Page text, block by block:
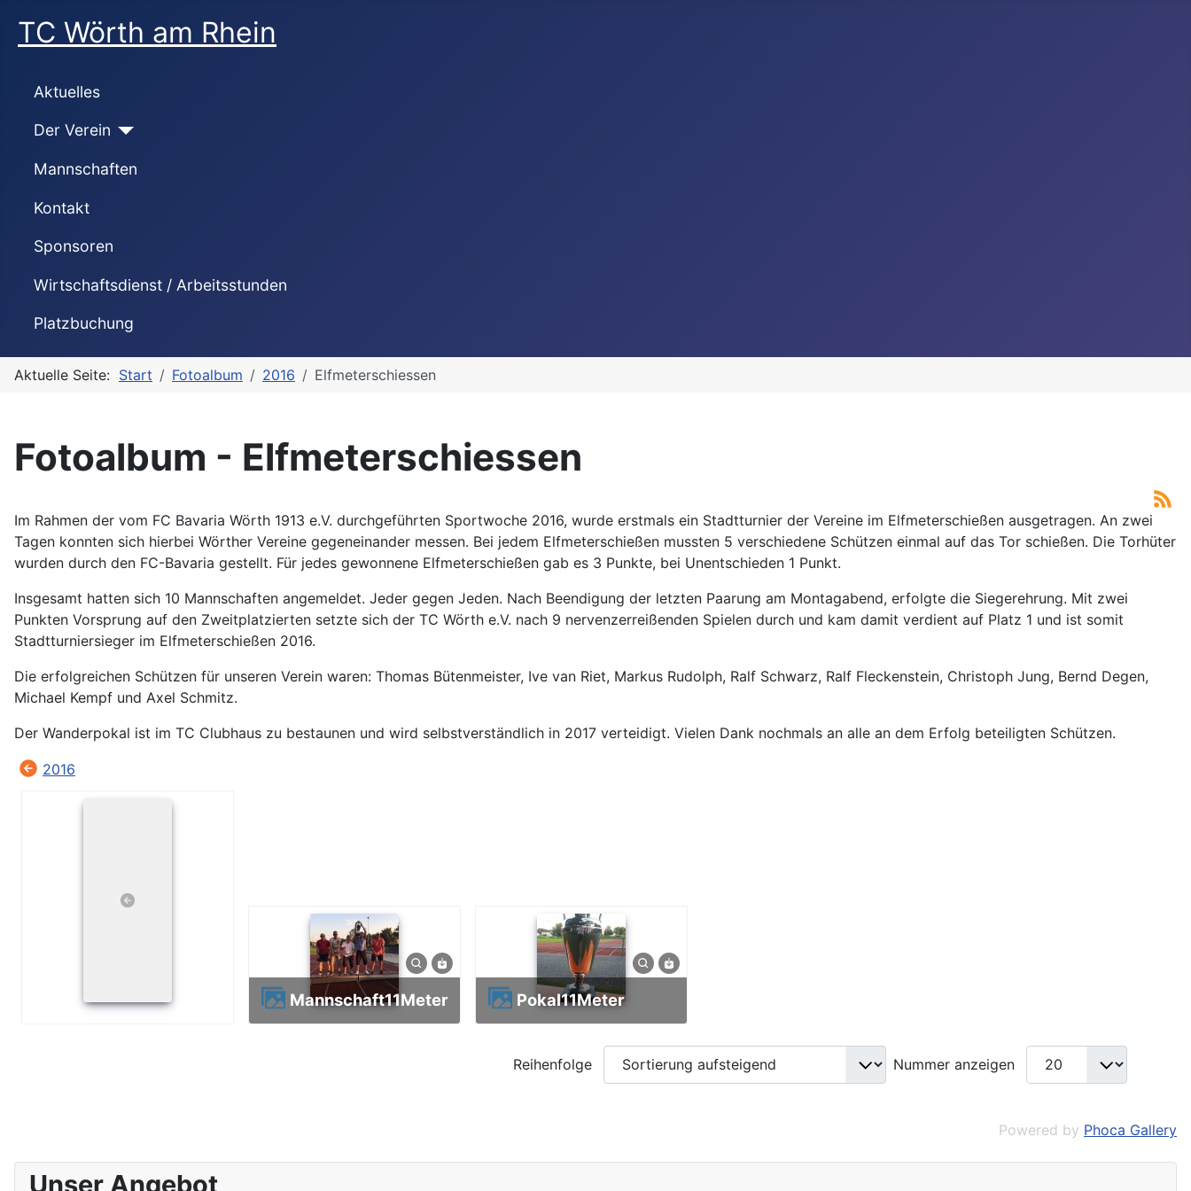
TC Wörth am Rhein
Aktuelles
Der Verein
Mannschaften
Kontakt
Sponsoren
Wirtschaftsdienst / Arbeitsstunden
Platzbuchung
Aktuelle Seite: Start Fotoalbum 2016 Elfmeterschiessen
Fotoalbum - Elfmeterschiessen
Im Rahmen der vom FC Bavaria Wörth 1913 e.V. durchgeführten Sportwoche 2016, wurde erstmals ein Stadtturnier der Vereine im Elfmeterschießen ausgetragen. An zwei
Tagen konnten sich hierbei Wörther Vereine gegeneinander messen. Bei jedem Elfmeterschießen mussten 5 verschiedene Schützen einmal auf das Tor schießen. Die Torhüter
wurden durch den FC-Bavaria gestellt. Für jedes gewonnene Elfmeterschießen gab es 3 Punkte, bei Unentschieden 1 Punkt.
Insgesamt hatten sich 10 Mannschaften angemeldet. Jeder gegen Jeden. Nach Beendigung der letzten Paarung am Montagabend, erfolgte die Siegerehrung. Mit zwei
Punkten Vorsprung auf den Zweitplatzierten setzte sich der TC Wörth e.V. nach 9 nervenzerreißenden Spielen durch und kam damit verdient auf Platz 1 und ist somit
Stadtturniersieger im Elfmeterschießen 2016.
Die erfolgreichen Schützen für unseren Verein waren: Thomas Bütenmeister, Ive van Riet, Markus Rudolph, Ralf Schwarz, Ralf Fleckenstein, Christoph Jung, Bernd Degen,
Michael Kempf und Axel Schmitz.
Der Wanderpokal ist im TC Clubhaus zu bestaunen und wird selbstverständlich in 2017 verteidigt. Vielen Dank nochmals an alle an dem Erfolg beteiligten Schützen.
2016
Mannschaft11Meter Pokal11Meter
Reihenfolge Nummer anzeigen
Powered by Phoca Gallery
Unser Angebot